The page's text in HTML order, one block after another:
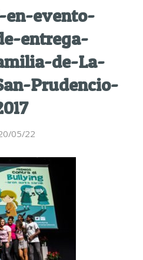
en-evento-
entrega-
de-La-
Prudencio-
05/22